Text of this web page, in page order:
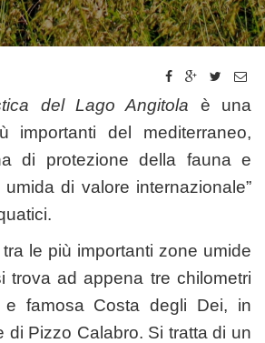
del Lago Angitola è una
importanti del mediterraneo,
di protezione della fauna e
umida di valore internazionale”
le più importanti zone umide
trova ad appena tre chilometri
e famosa Costa degli Dei, in
di Pizzo Calabro. Si tratta di un